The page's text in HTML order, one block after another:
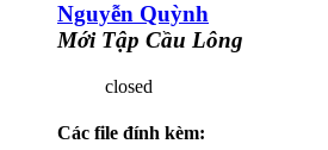
Nguyễn Quỳnh
Mới Tập Cầu Lông
closed
Các file đính kèm: